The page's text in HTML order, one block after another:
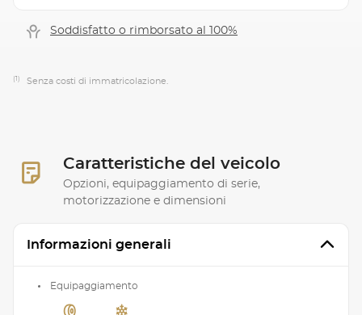
Soddisfatto o rimborsato al 100%
(1) Senza costi di immatricolazione.
Caratteristiche del veicolo
Opzioni, equipaggiamento di serie,
motorizzazione e dimensioni
Informazioni generali
Equipaggiamento